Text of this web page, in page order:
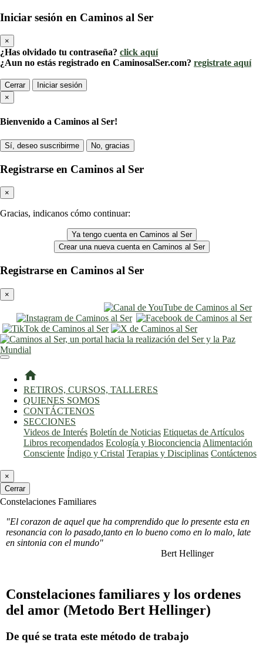
Iniciar sesión en Caminos al Ser
×
¿Has olvidado tu contraseña? click aquí
¿Aun no estás registrado en CaminosalSer.com? registrate aquí
Cerrar
Iniciar sesión
×
Bienvenido a Caminos al Ser!
Sí, deseo suscribirme No, gracias
Registrarse en Caminos al Ser
×
Gracias, indicanos cómo continuar:
Ya tengo cuenta en Caminos al Ser
Crear una nueva cuenta en Caminos al Ser
Registrarse en Caminos al Ser
×
home
RETIROS, CURSOS, TALLERES
QUIENES SOMOS
CONTÁCTENOS
SECCIONES
Videos de Interés Boletín de Noticias Etiquetas de Artículos
Libros recomendados Ecología y Bioconciencia Alimentación
Consciente Índigo y Cristal Terapias y Disciplinas Contáctenos
×
Cerrar
Constelaciones Familiares
"El corazon de aquel que ha comprendido que lo presente esta en
resonancia con lo pasado,tanto en lo bueno como en lo malo, late
en sintonia con el mundo"
Bert Hellinger
Constelaciones familiares y los ordenes
del amor (Metodo Bert Hellinger)
De qué se trata este método de trabajo